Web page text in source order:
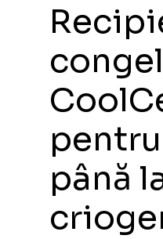
până